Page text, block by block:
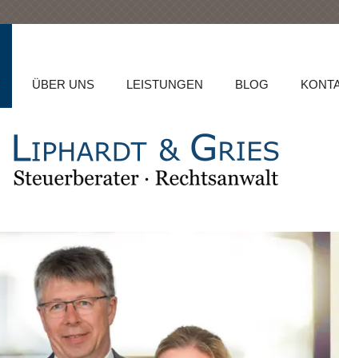
ÜBER UNS LEISTUNGEN BLOG